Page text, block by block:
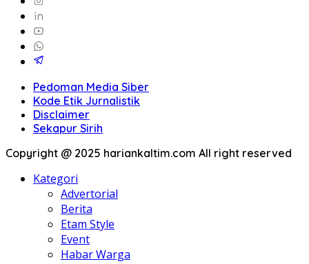
Pedoman Media Siber
Kode Etik Jurnalistik
Disclaimer
Sekapur Sirih
Copyright @ 2025 hariankaltim.com All right reserved
Kategori
Advertorial
Berita
Etam Style
Event
Habar Warga